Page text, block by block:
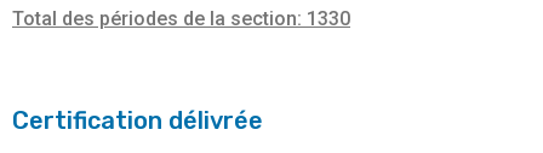
Total des périodes de la section: 1330
Certification délivrée